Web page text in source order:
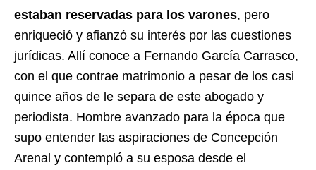
estaban reservadas para los varones, pero
enriqueció y afianzó su interés por las cuestiones
jurídicas. Allí conoce a Fernando García Carrasco,
con el que contrae matrimonio a pesar de los casi
quince años de le separa de este abogado y
periodista. Hombre avanzado para la época que
supo entender las aspiraciones de Concepción
Arenal y contempló a su esposa desde el